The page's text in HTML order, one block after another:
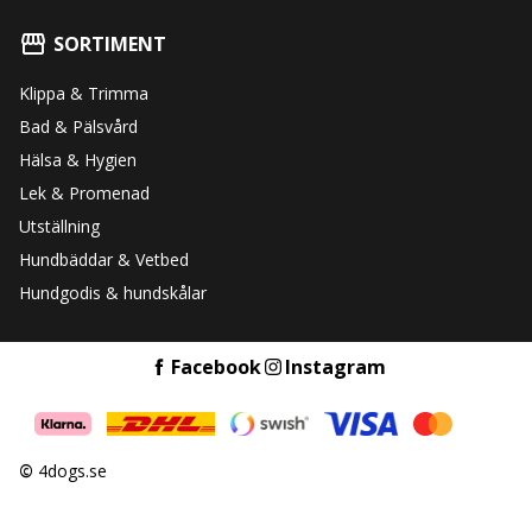
SORTIMENT
Klippa & Trimma
Bad & Pälsvård
Hälsa & Hygien
Lek & Promenad
Utställning
Hundbäddar & Vetbed
Hundgodis & hundskålar
Facebook Instagram
© 4dogs.se